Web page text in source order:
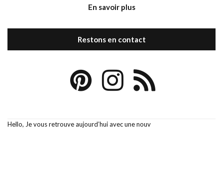
En savoir plus
Restons en contact
Hello, Je vous retrouve aujourd’hui avec une nouv